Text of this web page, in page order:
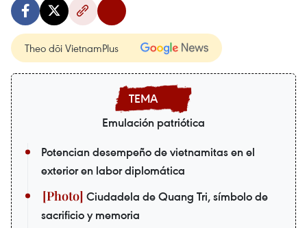
Theo dõi VietnamPlus
Emulación patriótica
Potencian desempeño de vietnamitas en el
exterior en labor diplomática
Ciudadela de Quang Tri, símbolo de
sacrificio y memoria